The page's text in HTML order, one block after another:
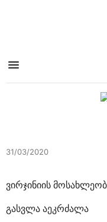
31/03/2020
ვირჯინიის
გასვლა აეკრძალა